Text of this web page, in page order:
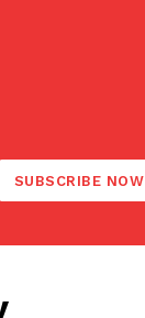
SUBSCRIBE NOW